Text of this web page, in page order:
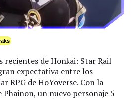
recientes de Honkai: Star Rail
expectativa entre los
RPG de HoYoverse. Con la
Phainon, un nuevo personaje 5